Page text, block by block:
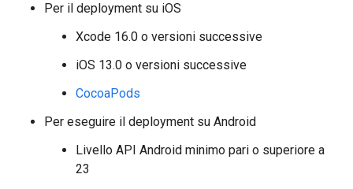
Per il deployment su iOS
Xcode 16.0 o versioni successive
iOS 13.0 o versioni successive
CocoaPods
Per eseguire il deployment su Android
Livello API Android minimo pari o superiore a
23